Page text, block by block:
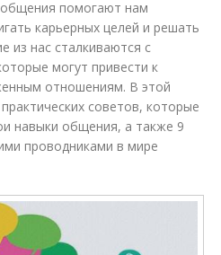
помогают нам
карьерных целей и решать
из нас сталкиваются с
могут привести к
отношениям. В этой
советов, которые
навыки общения, а также 9
проводниками в мире